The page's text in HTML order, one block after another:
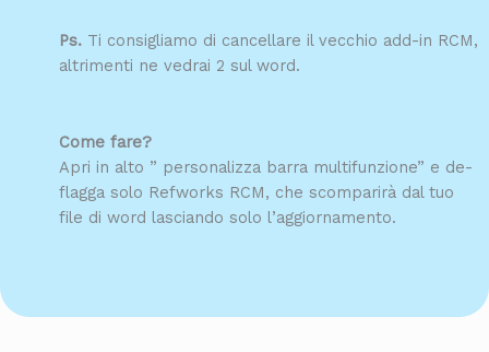
Ps.Ti consigliamo di cancellare il vecchio add-in RCM,
altrimenti ne vedrai 2 sul word.
Come fare?
Apri in alto ” personalizza barra multifunzione” e de-
flagga solo Refworks RCM, che scomparirà dal tuo
file di word lasciando solo l’aggiornamento.